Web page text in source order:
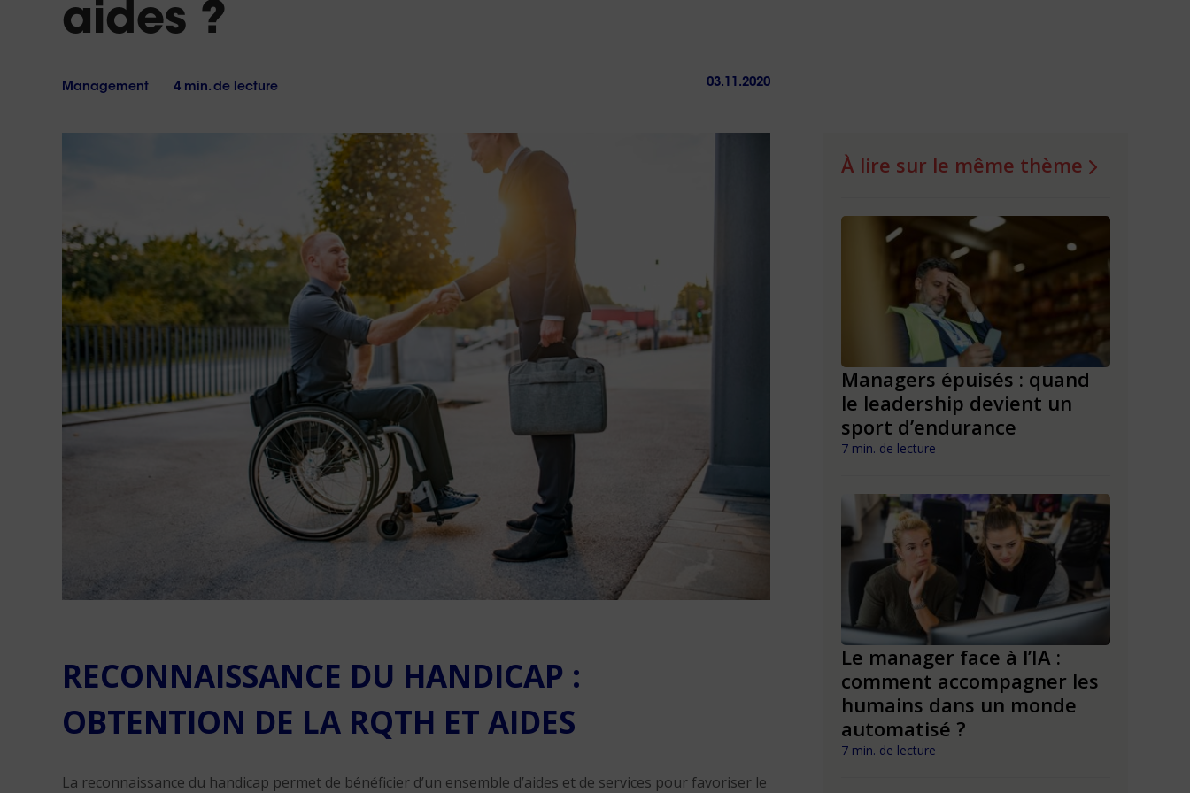
vous
?
Contactez-
nous
Réponse sous 24h
Trouver
une
agence
aides ?
Management 4 min. de lecture 03.11.2020
RECONNAISSANCE DU HANDICAP :
OBTENTION DE LA RQTH ET AIDES
La reconnaissance du handicap permet de bénéficier d’un ensemble d’aides et de services pour favoriser le
À lire sur le même thème
Management 2025 : les
remobiliser vos
collaborateurs
Management de la rentrée :
comment booster la
performance des équipes
8 min. de lecture
Managers épuisés : quand
le leadership devient un
sport d’endurance
7 min. de lecture
Le manager face à l’IA :
comment accompagner les
humains dans un monde
automatisé ?
7 min. de lecture